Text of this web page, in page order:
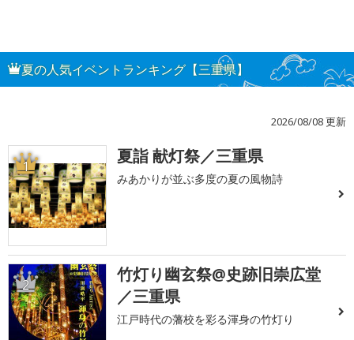
夏の人気イベントランキング【三重県】
2026/08/08 更新
1 夏詣 献灯祭／三重県
みあかりが並ぶ多度の夏の風物詩
2
竹灯り幽玄祭@史跡旧崇広堂
／三重県
江戸時代の藩校を彩る渾身の竹灯り